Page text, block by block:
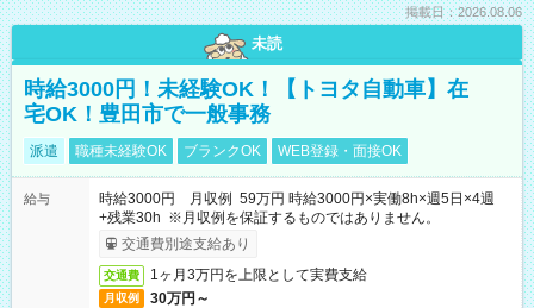
掲載日：2026.08.06
未読
時給3000円！未経験OK！【トヨタ自動車】在
宅OK！豊田市で一般事務
派遣 職種未経験OK ブランクOK WEB登録・面接OK
給与
時給3000円 月収例 59万円 時給3000円×実働8h×週5日×4週
+残業30h ※月収例を保証するものではありません。
交通費別途支給あり
交通費 1ヶ月3万円を上限として実費支給
月収例 30万円～